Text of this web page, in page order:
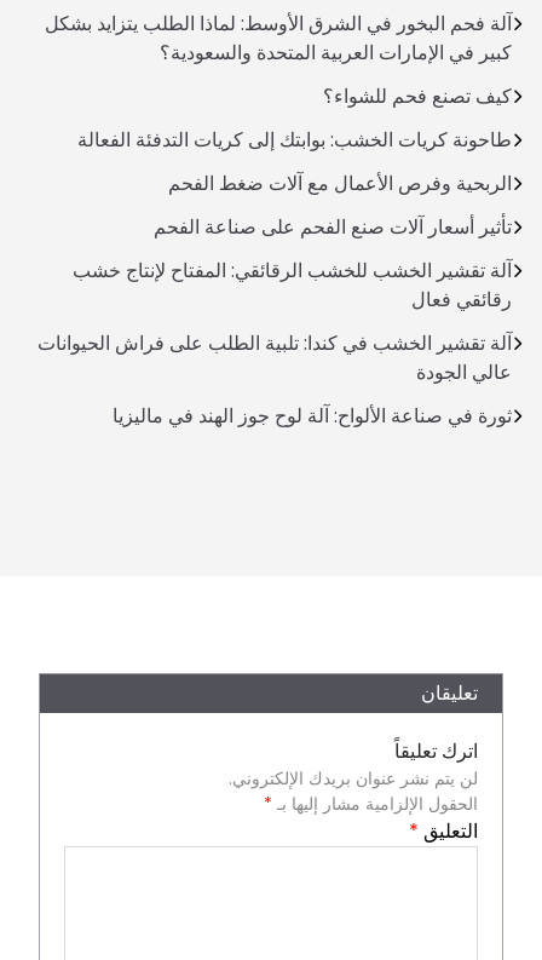
آلة فحم البخور في الشرق الأوسط: لماذا الطلب يتزايد بشكل
كبير في الإمارات العربية المتحدة والسعودية؟
كيف تصنع فحم للشواء؟
طاحونة كريات الخشب: بوابتك إلى كريات التدفئة الفعالة
الربحية وفرص الأعمال مع آلات ضغط الفحم
تأثير أسعار آلات صنع الفحم على صناعة الفحم
آلة تقشير الخشب للخشب الرقائقي: المفتاح لإنتاج خشب
رقائقي فعال
آلة تقشير الخشب في كندا: تلبية الطلب على فراش الحيوانات
عالي الجودة
ثورة في صناعة الألواح: آلة لوح جوز الهند في ماليزيا
تعليقان
اترك تعليقاً
لن يتم نشر عنوان بريدك الإلكتروني.
الحقول الإلزامية مشار إليها بـ *
التعليق *